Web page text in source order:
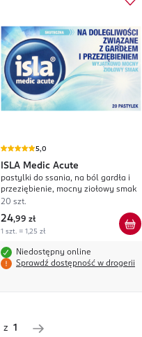
5,0
ISLA Medic Acute
pastylki do ssania, na ból gardła i
przeziębienie, mocny ziołowy smak
20 szt.
24,99 zł
1 szt. = 1,25 zł
Niedostępny online
Sprawdź dostępność w drogerii
z 1